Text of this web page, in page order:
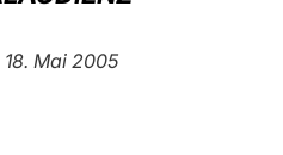
LATINE
Mai 2005